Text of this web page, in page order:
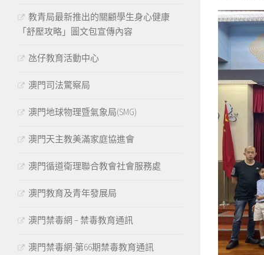
教青局最新推出的關顧學生身心健康
「舒壓攻略」圖文包宣傳內容
氹仔教育活動中心
澳門司法驚察局
澳門地球物理暨氣象局(SMG)
澳門天主教美滿家庭協進會
澳門循道衛理聯合教會社會服務處
澳門教育及青年發展局
澳門禁毒網 – 禁毒教育通訊
澳門禁毒網-第66期禁毒教育通訊